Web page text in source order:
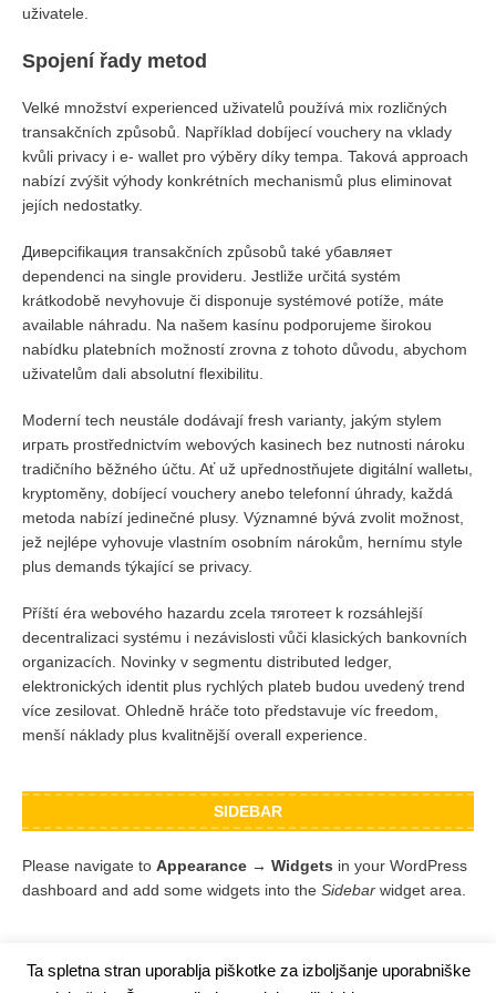
uživatele.
Spojení řady metod
Velké množství experienced uživatelů používá mix rozličných
transakčních způsobů. Například dobíjecí vouchery na vklady
kvůli privacy i e- wallet pro výběry díky tempa. Taková approach
nabízí zvýšit výhody konkrétních mechanismů plus eliminovat
jejích nedostatky.
Диверсifikация transakčních způsobů také убавляет
dependenci na single provideru. Jestliže určitá systém
krátkodobě nevyhovuje či disponuje systémové potíže, máte
available náhradu. Na našem kasínu podporujeme širokou
nabídku platebních možností zrovna z tohoto důvodu, abychom
uživatelům dali absolutní flexibilitu.
Moderní tech neustále dodávají fresh varianty, jakým stylem
играть prostřednictvím webových kasinech bez nutnosti nároku
tradičního běžného účtu. Ať už upřednostňujete digitální walletы,
kryptoměny, dobíjecí vouchery anebo telefonní úhrady, každá
metoda nabízí jedinečné plusy. Významné bývá zvolit možnost,
jež nejlépe vyhovuje vlastním osobním nárokům, hernímu style
plus demands týkající se privacy.
Příští éra webového hazardu zcela тяготеет k rozsáhlejší
decentralizaci systému i nezávislosti vůči klasických bankovních
organizacích. Novinky v segmentu distributed ledger,
elektronických identit plus rychlých plateb budou uvedený trend
více zesilovat. Ohledně hráče toto představuje víc freedom,
menší náklady plus kvalitnější overall experience.
SIDEBAR
Please navigate to Appearance → Widgets in your WordPress
dashboard and add some widgets into the Sidebar widget area.
Varstvo podatkov
Ta spletna stran uporablja piškotke za izboljšanje uporabniške